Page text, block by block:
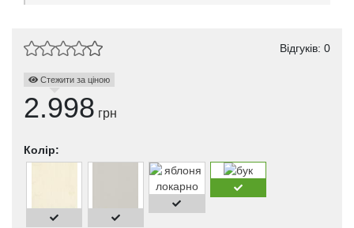
Відгуків: 0
Стежити за ціною
2.998 грн
Колір: